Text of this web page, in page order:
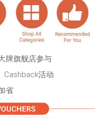
牌旗舰店参与
Cashback活动
省